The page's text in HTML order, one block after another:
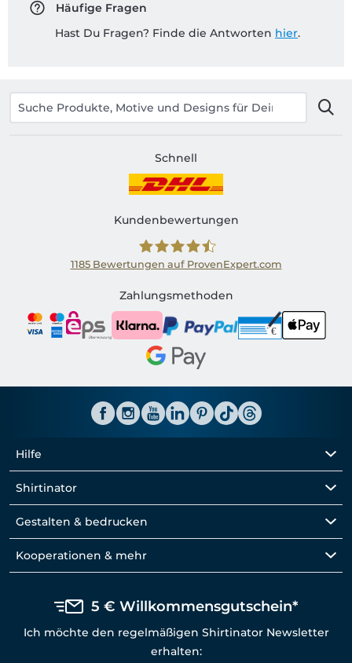
Häufige Fragen
Hast Du Fragen? Finde die Antworten hier.
Schnell
Kundenbewertungen
Shirtinator AT
1185Bewertungen auf ProvenExpert.com
Zahlungsmethoden
Hilfe
Shirtinator
Gestalten & bedrucken
Kooperationen & mehr
5 € Willkommensgutschein*
Ich möchte den regelmäßigen Shirtinator Newsletter
erhalten: